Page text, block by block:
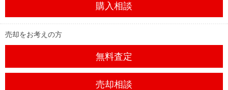
購入相談
売却をお考えの方
無料査定
売却相談